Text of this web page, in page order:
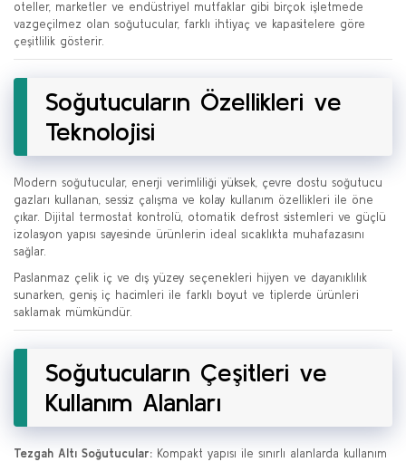
oteller, marketler ve endüstriyel mutfaklar gibi birçok işletmede
vazgeçilmez olan soğutucular, farklı ihtiyaç ve kapasitelere göre
çeşitlilik gösterir.
Soğutucuların Özellikleri ve
Teknolojisi
Modern soğutucular, enerji verimliliği yüksek, çevre dostu soğutucu
gazları kullanan, sessiz çalışma ve kolay kullanım özellikleri ile öne
çıkar. Dijital termostat kontrolü, otomatik defrost sistemleri ve güçlü
izolasyon yapısı sayesinde ürünlerin ideal sıcaklıkta muhafazasını
sağlar.
Paslanmaz çelik iç ve dış yüzey seçenekleri hijyen ve dayanıklılık
sunarken, geniş iç hacimleri ile farklı boyut ve tiplerde ürünleri
saklamak mümkündür.
Soğutucuların Çeşitleri ve
Kullanım Alanları
Tezgah Altı Soğutucular: Kompakt yapısı ile sınırlı alanlarda kullanım